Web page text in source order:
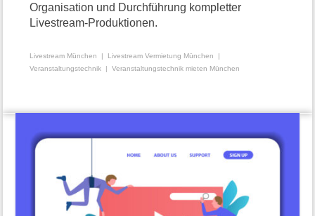
Organisation und Durchführung kompletter
Livestream-Produktionen.
Livestream München
Livestream Vermietung München
Veranstaltungstechnik
Veranstaltungstechnik mieten München